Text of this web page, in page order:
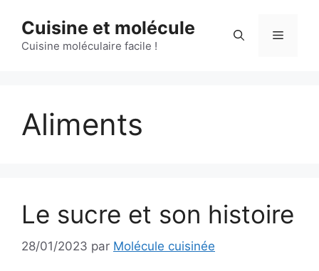
contenu
Cuisine et molécule
Cuisine moléculaire facile !
Menu
Aliments
Le sucre et son histoire
28/01/2023 par Molécule cuisinée